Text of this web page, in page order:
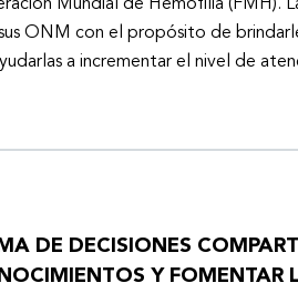
Mundial de Hemofilia (FMH).
ONM con el propósito de
a incrementar el nivel de
DE DECISIONES
Y FOMENTAR